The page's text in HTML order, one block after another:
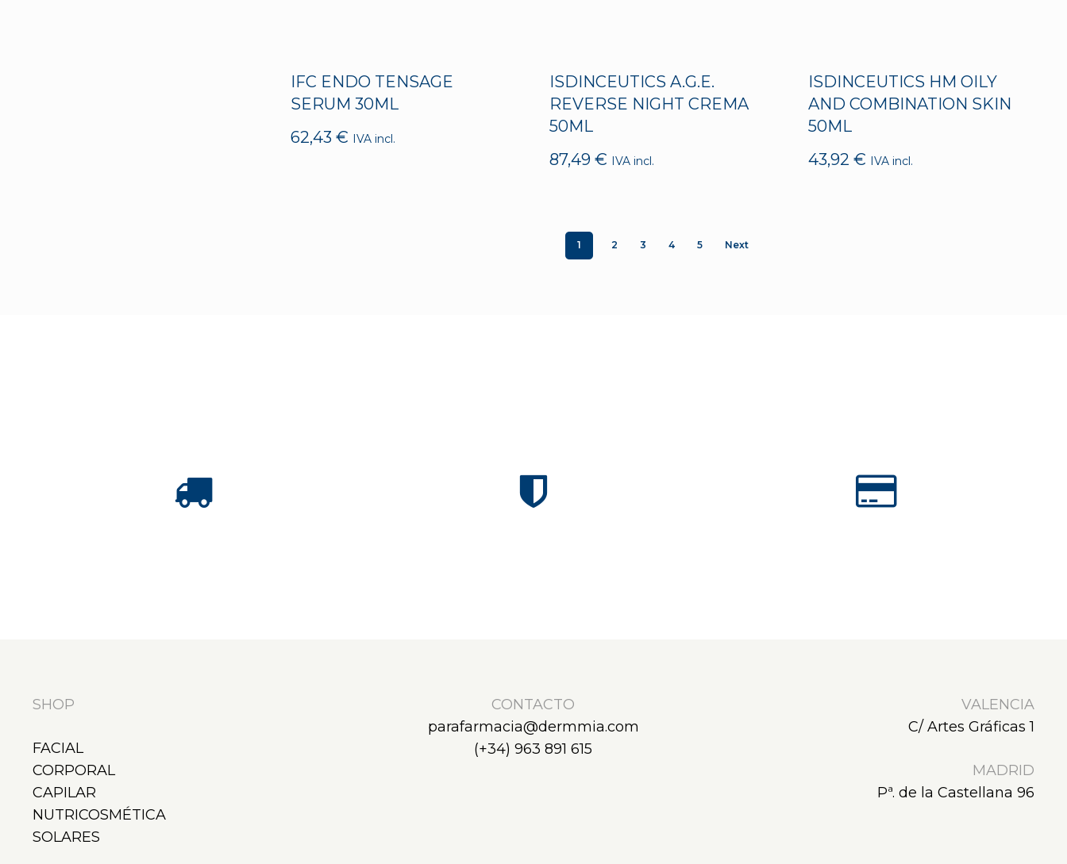
IFC ENDO TENSAGE
SERUM 30ML
62,43 € IVA incl.
ISDINCEUTICS A.G.E.
REVERSE NIGHT CREMA
50ML
87,49 € IVA incl.
ISDINCEUTICS HM OILY
AND COMBINATION SKIN
50ML
43,92 € IVA incl.
1 2 3 4 5 Next
SHOP
FACIAL
CORPORAL
CAPILAR
NUTRICOSMÉTICA
SOLARES
CONTACTO
parafarmacia@dermmia.com
(+34) 963 891 615
VALENCIA
C/ Artes Gráficas 1
MADRID
Pª. de la Castellana 96